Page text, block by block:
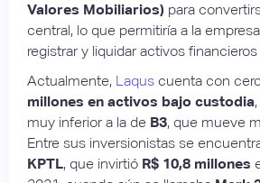
Valores Mobiliarios) para
central, lo que permitiría a la
registrar y liquidar activos
Actualmente, Laqus cuenta con
millones en activos bajo custodia
muy inferior a la de B3, que mueve
Entre sus inversionistas se
KPTL, que invirtió R$ 10,8 millones